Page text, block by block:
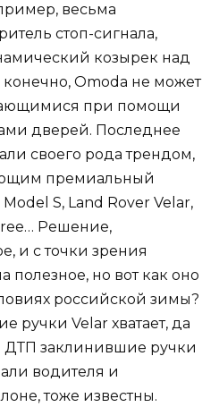
весьма
стоп-сигнала,
козырек над
Omoda не может
при помощи
дверей. Последнее
своего рода трендом,
премиальный
Model S, Land Rover Velar,
Решение,
и с точки зрения
но вот как оно
российской зимы?
ручки Velar хватает, да
ДТП заклинившие ручки
водителя и
тоже известны.